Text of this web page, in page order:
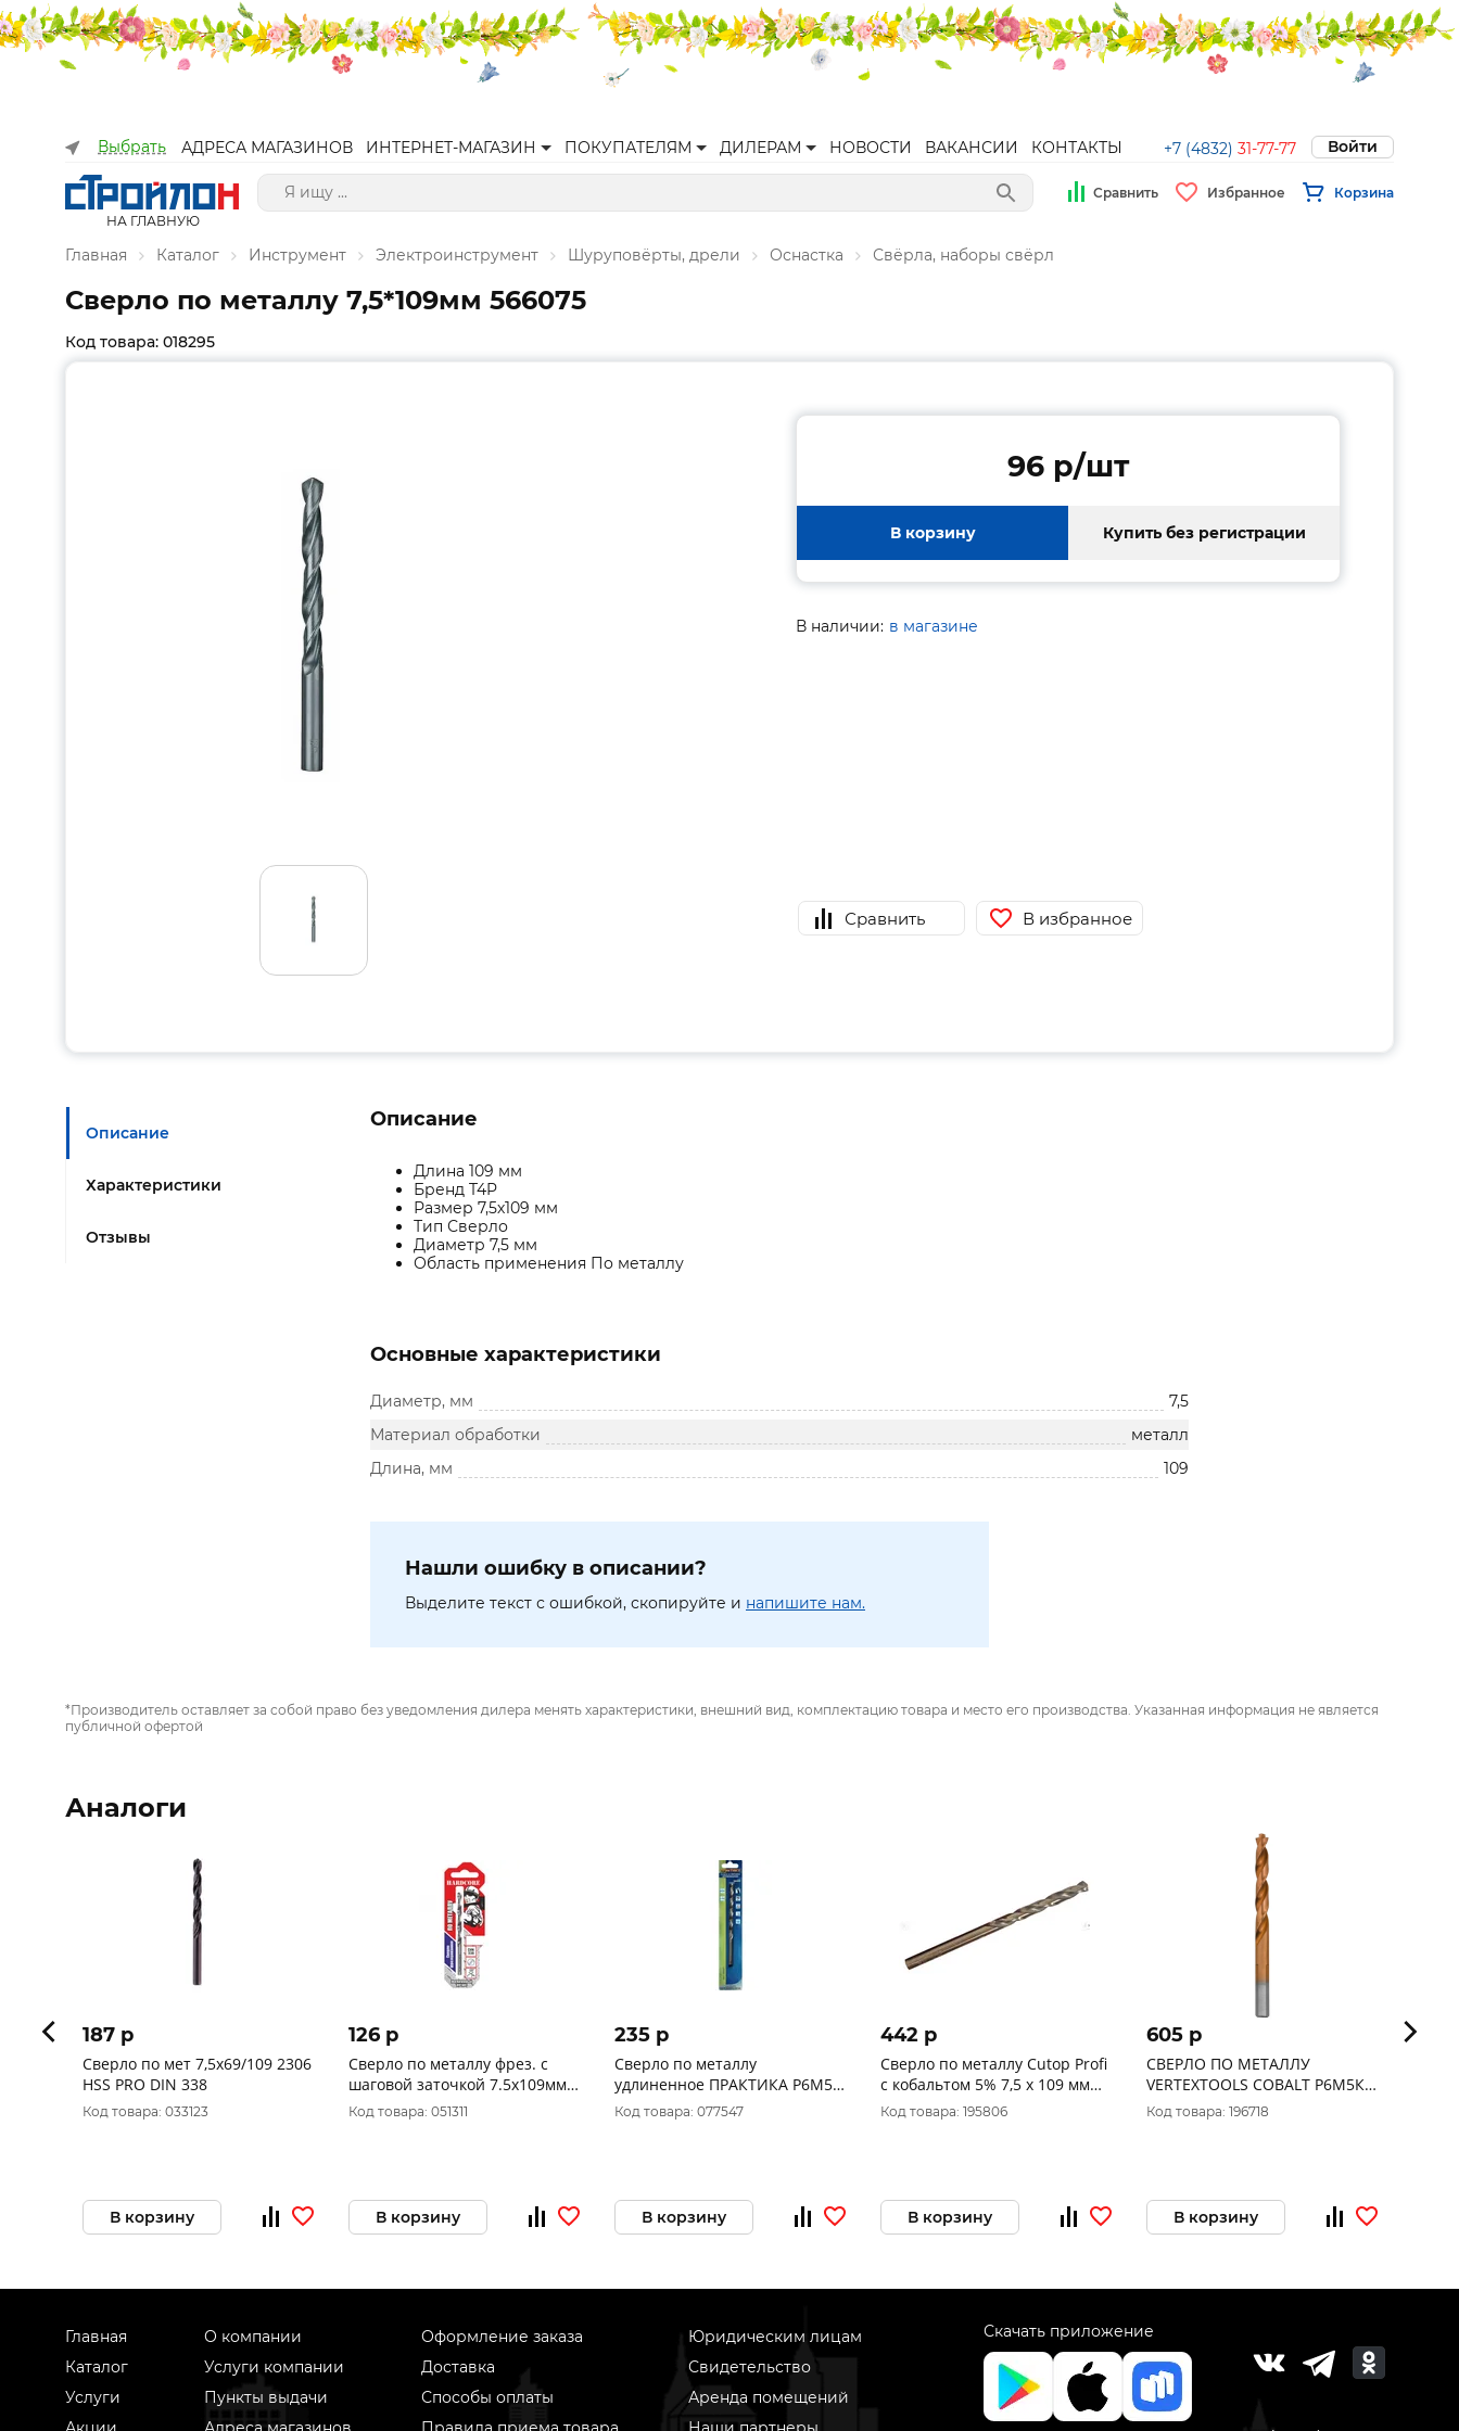
Выбрать АДРЕСА МАГАЗИНОВ ИНТЕРНЕТ-МАГАЗИН ПОКУПАТЕЛЯМ ДИЛЕРАМ НОВОСТИ ВАКАНСИИ КОНТАКТЫ +7 (4832) 31-77-77 Войти
НА ГЛАВНУЮ
Сравнить Избранное Корзина
Главная Каталог Инструмент Электроинструмент Шуруповёрты, дрели Оснастка Свёрла, наборы свёрл
Сверло по металлу 7,5*109мм 566075
Код товара: 018295
96 p/шт
В корзину Купить без регистрации
В наличии: в магазине
Сравнить В избранное
Описание
Характеристики
Отзывы
Описание
Длина 109 мм
Бренд T4P
Размер 7,5х109 мм
Тип Сверло
Диаметр 7,5 мм
Область применения По металлу
Основные характеристики
Диаметр, мм
7,5
Материал обработки
металл
Длина, мм
109
Нашли ошибку в описании?
Выделите текст с ошибкой, скопируйте и напишите нам.
*Производитель оставляет за собой право без уведомления дилера менять характеристики, внешний вид, комплектацию товара и место его производства. Указанная информация не является
публичной офертой
Аналоги
187 p
Сверло по мет 7,5х69/109 2306
HSS PRO DIN 338
Код товара: 033123
В корзину
126 p
Сверло по металлу фрез. с
шаговой заточкой 7.5х109мм
"Hardcore" Step Cutter 140075
Код товара: 051311
В корзину
235 p
Сверло по металлу
удлиненное ПРАКТИКА Р6М5
7,5 х 156 мм (1шт.) блистер
774-818
Код товара: 077547
В корзину
442 p
Сверло по металлу Cutop Profi
с кобальтом 5% 7,5 x 109 мм
48-382
Код товара: 195806
В корзину
605 p
СВЕРЛО ПО МЕТАЛЛУ
VERTEXTOOLS COBALT Р6М5К8
7,5мм
Код товара: 196718
В корзину
62 p
Главная
Каталог
Услуги
О компании
Услуги компании
Пункты выдачи
Оформление заказа
Доставка
Способы оплаты
Юридическим лицам
Свидетельство
Аренда помещений
Скачать приложение